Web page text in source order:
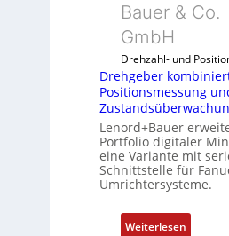
Bauer & Co.
GmbH
Drehzahl- und
Drehgeber
Positionsmessung
Lenord+Bauer
Portfolio digitaler
eine Variante mit
Schnittstelle für
Umrichtersysteme.
Weiterlesen: